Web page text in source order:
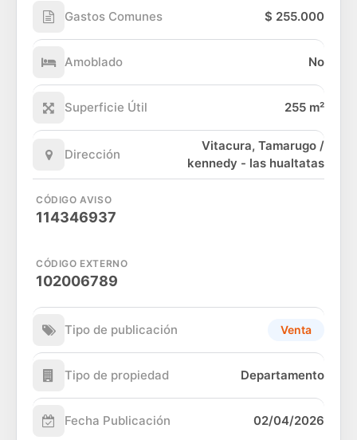
Gastos Comunes $ 255.000
Amoblado No
Superficie Útil 255 m²
Dirección
Vitacura, Tamarugo /
kennedy - las hualtatas
CÓDIGO AVISO
114346937
CÓDIGO EXTERNO
102006789
Tipo de publicación Venta
Tipo de propiedad Departamento
Fecha Publicación 02/04/2026